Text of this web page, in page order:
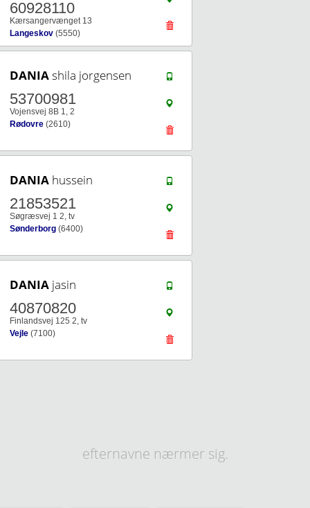
60928110
Kærsangervænget 13
Langeskov (5550)
DANIAshila jorgensen
53700981
Vojensvej 8B 1, 2
Rødovre (2610)
DANIA hussein
21853521
Søgræsvej 1 2, tv
Sønderborg (6400)
DANIA jasin
40870820
Finlandsvej 125 2, tv
Vejle (7100)
efternavne nærmer sig.